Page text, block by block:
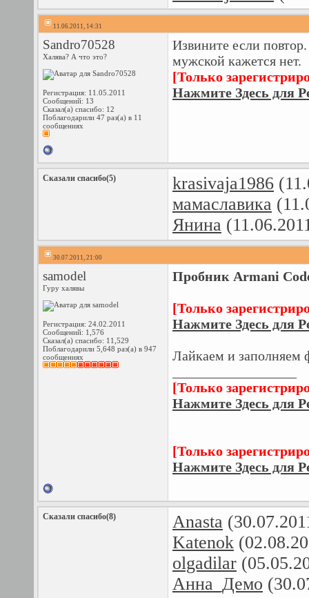
11.06.2011, 14:31
Sandro70528
Халява? А что это?
Регистрация: 11.05.2011
Сообщений: 13
Сказал(а) спасибо: 12
Поблагодарили 47 раз(а) в 11
сообщениях
Извините если
мужской кажется нет.
[Только
Нажмите Здесь для
Сказали спасибо(5) krasivaja1986
мамаславика
Янина
30.07.2011, 21:00
samodel
Гуру халявы
Регистрация: 24.02.2011
Сообщений: 1,576
Сказал(а) спасибо: 11,529
Поблагодарили 5,648 раз(а) в 947
сообщениях
Пробник Armani
[Только
Нажмите Здесь для
Лайкаем и заполняем
[Только
Нажмите Здесь для
[Только
Нажмите Здесь для
Сказали спасибо(8) Anasta
Katenok
olgadilar
Анна_Демо